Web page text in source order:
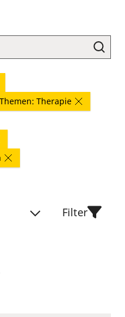
Themen: Therapie
Filter